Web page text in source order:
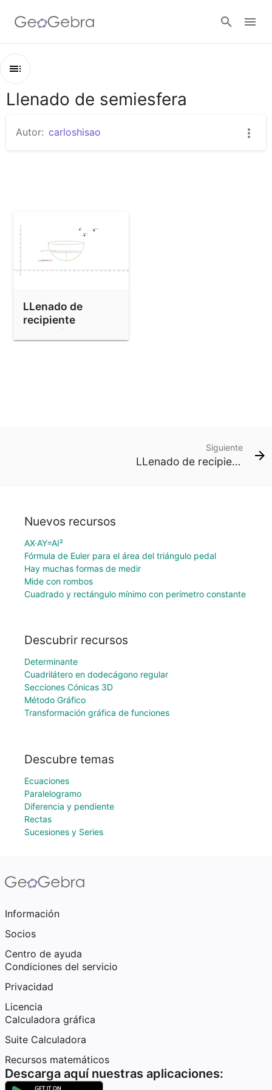
Esquema
Llenado de semiesfera
Autor: carloshisao
LLenado de
recipiente
semiesferico
Siguiente
LLenado de recipiente semiesferico
Nuevos recursos
AX·AY=AI²
Fórmula de Euler para el área del triángulo pedal
Hay muchas formas de medir
Mide con rombos
Cuadrado y rectángulo mínimo con perímetro constante
Descubrir recursos
Determinante
Cuadrilátero en dodecágono regular
Secciones Cónicas 3D
Método Gráfico
Transformación gráfica de funciones
Descubre temas
Ecuaciones
Paralelogramo
Diferencia y pendiente
Rectas
Sucesiones y Series
Información
Socios
Centro de ayuda
Condiciones del servicio
Privacidad
Licencia
Calculadora gráfica
Suite Calculadora
Recursos matemáticos
Descarga aquí nuestras aplicaciones: